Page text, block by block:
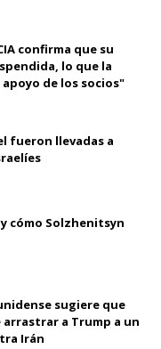
confirma que su
lo que la
de los socios"
fueron llevadas a
cómo Solzhenitsyn
sugiere que
a Trump a un
Irán